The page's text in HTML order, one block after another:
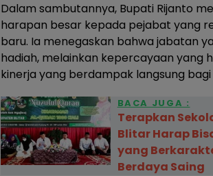
Dalam sambutannya, Bupati Rijanto
harapan besar kepada pejabat yang
baru. Ia menegaskan bahwa jabatan
hadiah, melainkan kepercayaan yang
kinerja yang berdampak langsung
BACA JUGA :
Terapkan
Blitar Harap
yang
Berdaya Saing